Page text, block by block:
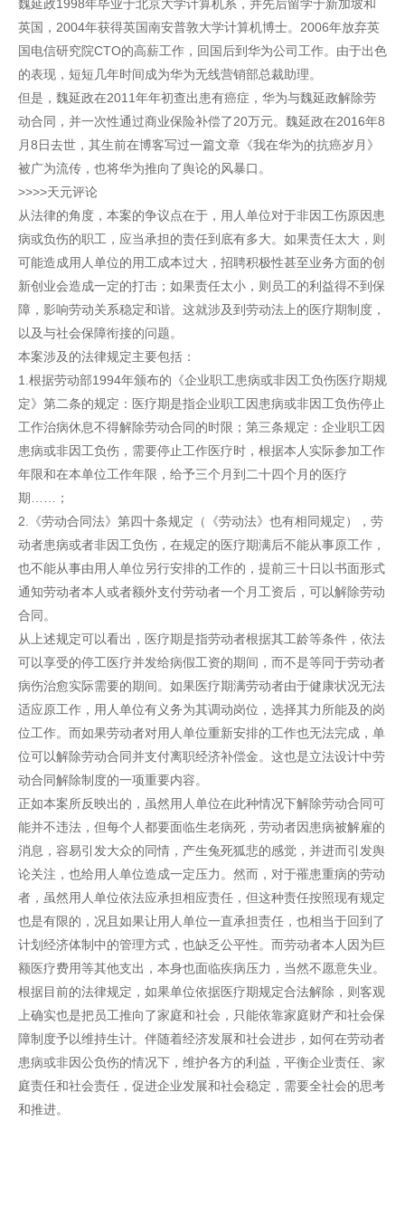
魏延政1998年毕业于北京大学计算机系，并先后留学于新加坡和
英国，2004年获得英国南安普敦大学计算机博士。2006年放弃英
国电信研究院CTO的高薪工作，回国后到华为公司工作。由于出色
的表现，短短几年时间成为华为无线营销部总裁助理。
但是，魏延政在2011年年初查出患有癌症，华为与魏延政解除劳
动合同，并一次性通过商业保险补偿了20万元。魏延政在2016年8
月8日去世，其生前在博客写过一篇文章《我在华为的抗癌岁月》
被广为流传，也将华为推向了舆论的风暴口。
>>>>天元评论
从法律的角度，本案的争议点在于，用人单位对于非因工伤原因患
病或负伤的职工，应当承担的责任到底有多大。如果责任太大，则
可能造成用人单位的用工成本过大，招聘积极性甚至业务方面的创
新创业会造成一定的打击；如果责任太小，则员工的利益得不到保
障，影响劳动关系稳定和谐。这就涉及到劳动法上的医疗期制度，
以及与社会保障衔接的问题。
本案涉及的法律规定主要包括：
1.根据劳动部1994年颁布的《企业职工患病或非因工负伤医疗期规
定》第二条的规定：医疗期是指企业职工因患病或非因工负伤停止
工作治病休息不得解除劳动合同的时限；第三条规定：企业职工因
患病或非因工负伤，需要停止工作医疗时，根据本人实际参加工作
年限和在本单位工作年限，给予三个月到二十四个月的医疗
期……；
2.《劳动合同法》第四十条规定（《劳动法》也有相同规定），劳
动者患病或者非因工负伤，在规定的医疗期满后不能从事原工作，
也不能从事由用人单位另行安排的工作的，提前三十日以书面形式
通知劳动者本人或者额外支付劳动者一个月工资后，可以解除劳动
合同。
从上述规定可以看出，医疗期是指劳动者根据其工龄等条件，依法
可以享受的停工医疗并发给病假工资的期间，而不是等同于劳动者
病伤治愈实际需要的期间。如果医疗期满劳动者由于健康状况无法
适应原工作，用人单位有义务为其调动岗位，选择其力所能及的岗
位工作。而如果劳动者对用人单位重新安排的工作也无法完成，单
位可以解除劳动合同并支付离职经济补偿金。这也是立法设计中劳
动合同解除制度的一项重要内容。
正如本案所反映出的，虽然用人单位在此种情况下解除劳动合同可
能并不违法，但每个人都要面临生老病死，劳动者因患病被解雇的
消息，容易引发大众的同情，产生兔死狐悲的感觉，并进而引发舆
论关注，也给用人单位造成一定压力。然而，对于罹患重病的劳动
者，虽然用人单位依法应承担相应责任，但这种责任按照现有规定
也是有限的，况且如果让用人单位一直承担责任，也相当于回到了
计划经济体制中的管理方式，也缺乏公平性。而劳动者本人因为巨
额医疗费用等其他支出，本身也面临疾病压力，当然不愿意失业。
根据目前的法律规定，如果单位依据医疗期规定合法解除，则客观
上确实也是把员工推向了家庭和社会，只能依靠家庭财产和社会保
障制度予以维持生计。伴随着经济发展和社会进步，如何在劳动者
患病或非因公负伤的情况下，维护各方的利益，平衡企业责任、家
庭责任和社会责任，促进企业发展和社会稳定，需要全社会的思考
和推进。